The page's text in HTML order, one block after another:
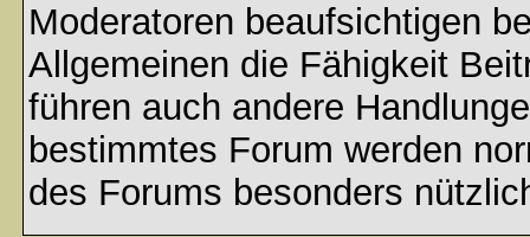
Moderatoren beaufsichtigen
Allgemeinen die Fähigkeit
führen auch andere
bestimmtes Forum werden
des Forums besonders